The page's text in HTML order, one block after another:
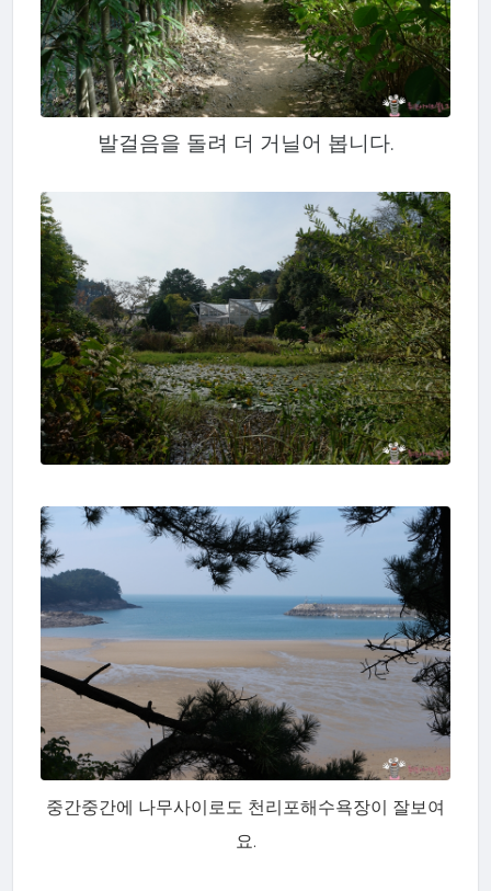
발걸음을 돌려 더 거닐어 봅니다.
중간중간에 나무사이로도 천리포해수욕장이 잘보여
요.